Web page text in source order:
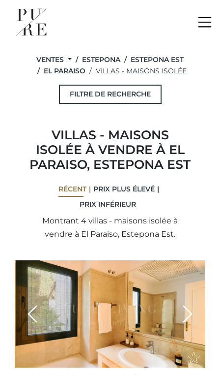
VENTES ESTEPONA
ESTEPONA EST
EL PARAISO
VILLAS - MAISONS ISOLÉE
FILTRE DE RECHERCHE
VILLAS - MAISONS
ISOLÉE À VENDRE À EL
PARAISO, ESTEPONA EST
RÉCENT
PRIX ​​PLUS ÉLEVÉ
PRIX ​​INFÉRIEUR
Montrant 4 villas - maisons isolée à
vendre à El Paraiso, Estepona Est.
Previous Next